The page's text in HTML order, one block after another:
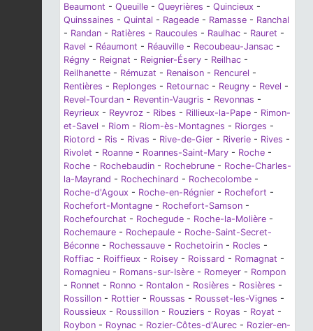
Beaumont - Queuille - Queyrières - Quincieux -
Quinssaines - Quintal - Rageade - Ramasse - Ranchal
- Randan - Ratières - Raucoules - Raulhac - Rauret -
Ravel - Réaumont - Réauville - Recoubeau-Jansac -
Régny - Reignat - Reignier-Ésery - Reilhac -
Reilhanette - Rémuzat - Renaison - Rencurel -
Rentières - Replonges - Retournac - Reugny - Revel -
Revel-Tourdan - Reventin-Vaugris - Revonnas -
Reyrieux - Reyvroz - Ribes - Rillieux-la-Pape - Rimon-
et-Savel - Riom - Riom-ès-Montagnes - Riorges -
Riotord - Ris - Rivas - Rive-de-Gier - Riverie - Rives -
Rivolet - Roanne - Roannes-Saint-Mary - Roche -
Roche - Rochebaudin - Rochebrune - Roche-Charles-
la-Mayrand - Rochechinard - Rochecolombe -
Roche-d'Agoux - Roche-en-Régnier - Rochefort -
Rochefort-Montagne - Rochefort-Samson -
Rochefourchat - Rochegude - Roche-la-Molière -
Rochemaure - Rochepaule - Roche-Saint-Secret-
Béconne - Rochessauve - Rochetoirin - Rocles -
Roffiac - Roiffieux - Roisey - Roissard - Romagnat -
Romagnieu - Romans-sur-Isère - Romeyer - Rompon
- Ronnet - Ronno - Rontalon - Rosières - Rosières -
Rossillon - Rottier - Roussas - Rousset-les-Vignes -
Roussieux - Roussillon - Rouziers - Royas - Royat -
Roybon - Roynac - Rozier-Côtes-d'Aurec - Rozier-en-